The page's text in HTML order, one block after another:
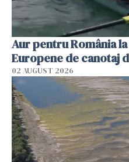
Aur pentru România
Europene de canotaj
02 AUGUST 2026